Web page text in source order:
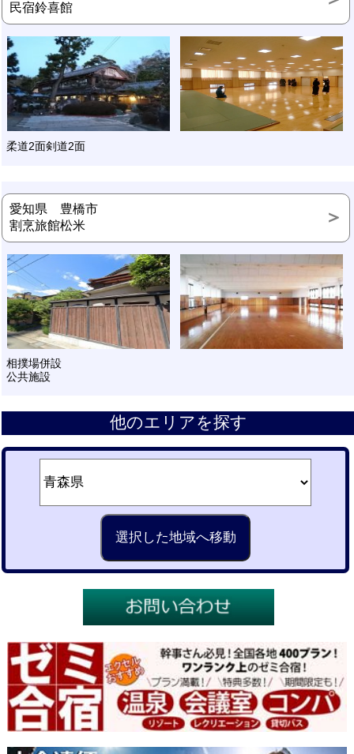
民宿鈴喜館
柔道2面剣道2面
愛知県 豊橋市
割烹旅館松米
相撲場併設
公共施設
他のエリアを探す